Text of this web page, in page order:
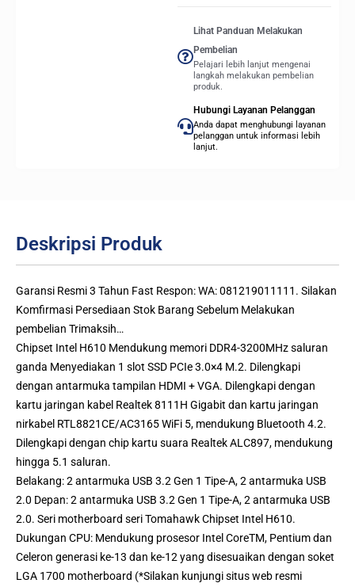
Lihat Panduan Melakukan
Pembelian
Pelajari lebih lanjut mengenai
langkah melakukan pembelian
produk.
Hubungi Layanan Pelanggan
Anda dapat menghubungi layanan
pelanggan untuk informasi lebih
lanjut.
Deskripsi Produk
Garansi Resmi 3 Tahun Fast Respon: WA: 081219011111. Silakan
Komfirmasi Persediaan Stok Barang Sebelum Melakukan
pembelian Trimaksih…
Chipset Intel H610 Mendukung memori DDR4-3200MHz saluran
ganda Menyediakan 1 slot SSD PCIe 3.0×4 M.2. Dilengkapi
dengan antarmuka tampilan HDMI + VGA. Dilengkapi dengan
kartu jaringan kabel Realtek 8111H Gigabit dan kartu jaringan
nirkabel RTL8821CE/AC3165 WiFi 5, mendukung Bluetooth 4.2.
Dilengkapi dengan chip kartu suara Realtek ALC897, mendukung
hingga 5.1 saluran.
Belakang: 2 antarmuka USB 3.2 Gen 1 Tipe-A, 2 antarmuka USB
2.0 Depan: 2 antarmuka USB 3.2 Gen 1 Tipe-A, 2 antarmuka USB
2.0. Seri motherboard seri Tomahawk Chipset Intel H610.
Dukungan CPU: Mendukung prosesor Intel CoreTM, Pentium dan
Celeron generasi ke-13 dan ke-12 yang disesuaikan dengan soket
LGA 1700 motherboard (*Silakan kunjungi situs web resmi